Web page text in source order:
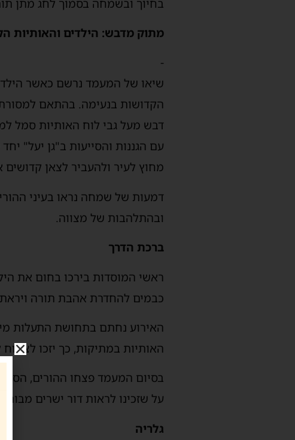
בחיוך ובשמחה בסמוך לחג מתן
מתוק מדבש: הילדים והאותיות
-
שיאו של המעמד נרשם כאשר
הקדושות בנעימה. בהתאם
דבש מעל גבי לוח האותיות סמל
עם הגננות והסייעות ב"גן יעל"
מחוץ לעיר ולהעביר לצאן
דמעות של שמחה נראו בעיני
ובהתלהבות של מצווה.
ברכת הדרך
ראשי המוסדות בירכו בחום את
כבמים להחדרת אהבת תורה
האירוע נחתם בתחושת התעלות
האותיות במתיקות, כך יזכו
בסיום המעמד פצחו ההורים,
על שזכינו לראות דור ישרים
גלריה